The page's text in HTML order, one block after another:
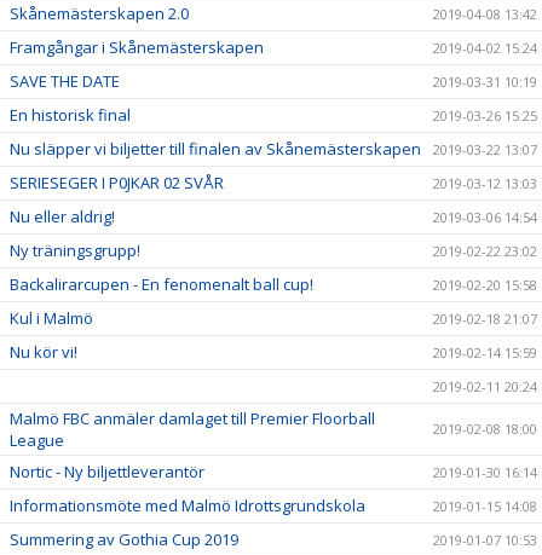
Skånemästerskapen 2.0 2019-04-08 13:42
Framgångar i Skånemästerskapen 2019-04-02 15:24
SAVE THE DATE 2019-03-31 10:19
En historisk final 2019-03-26 15:25
Nu släpper vi biljetter till finalen av Skånemästerskapen 2019-03-22 13:07
SERIESEGER I P0JKAR 02 SVÅR 2019-03-12 13:03
Nu eller aldrig! 2019-03-06 14:54
Ny träningsgrupp! 2019-02-22 23:02
Backalirarcupen - En fenomenalt ball cup! 2019-02-20 15:58
Kul i Malmö 2019-02-18 21:07
Nu kör vi!
2019-02-14 15:59
2019-02-11 20:24
Malmö FBC anmäler damlaget till Premier Floorball
League
2019-02-08 18:00
Nortic - Ny biljettleverantör 2019-01-30 16:14
Informationsmöte med Malmö Idrottsgrundskola 2019-01-15 14:08
Summering av Gothia Cup 2019 2019-01-07 10:53